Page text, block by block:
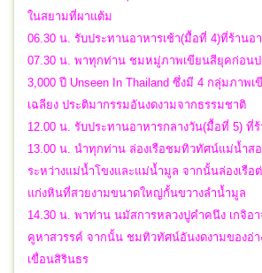
ในสยามที่ผาแต้ม
06.30 น. รับประทานอาหารเช้า(มื้อที่ 4)ที่ร้านอ
07.30 น. พาทุกท่าน ชมหมู่ภาพเขียนสียุคก่อนป
3,000 ปี Unseen In Thailand ซึ่งมี 4 กลุ่มภาพ
เฉลียง ประติมากรรมอันงดงามจากธรรมชาติ
12.00 น. รับประทานอาหารกลางวัน(มื้อที่ 5) ที่
13.00 น. นำทุกท่าน ล่องเรือชมทิวทัศน์แม่น้ำส
ระหว่างแม่น้ำโขงและแม่น้ำมูล จากนั้นล่องเรือ
แก่งหินที่สวยงามขนาดใหญ่กั้นขวางลำน้ำมูล
14.30 น. พาท่าน นมัสการหลวงปูคำคนึง เกจิอ
คูหาสวรรค์ จากนั้น ชมทิวทัศน์อันงดงามของอ่า
เขื่อนสิรินธร